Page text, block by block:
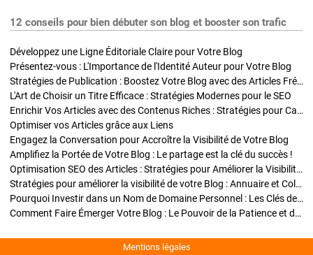
12 conseils pour bien débuter son blog et booster son trafic
Développez une Ligne Éditoriale Claire pour Votre Blog
Présentez-vous : L'Importance de l'Identité Auteur pour Votre Blog
Stratégies de Publication : Boostez Votre Blog avec des Articles Fréquents et Exclusifs
L'Art de Choisir un Titre Efficace : Stratégies Modernes pour le SEO
Enrichir Vos Articles avec des Contenus Riches : Stratégies pour Captiver et Optimiser
Optimiser vos Articles grâce aux Liens
Engagez la Conversation pour Accroître la Visibilité de Votre Blog
Amplifiez la Portée de Votre Blog : Le partage est la clé du succès !
Optimisation SEO des Articles : Stratégies pour Améliorer la Visibilité de Votre Blog
Stratégies pour améliorer la visibilité de votre Blog : Annuaire et Collaborations
Pourquoi Investir dans un Nom de Domaine Personnel : Les Clés de la Réussite de Votre Blog
Comment Faire Émerger Votre Blog : Le Pouvoir de la Patience et de la Persévérance
Mentions légales